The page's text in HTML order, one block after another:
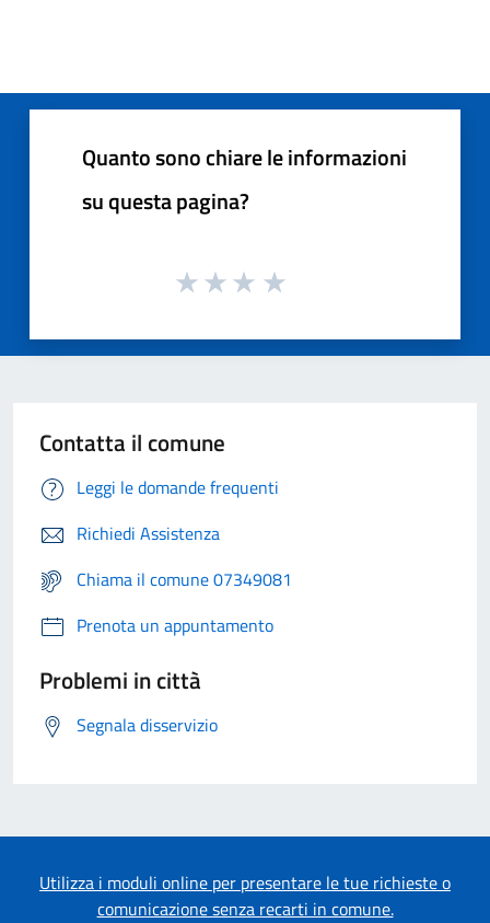
Quanto sono chiare le informazioni
su questa pagina?
Contatta il comune
Leggi le domande frequenti
Richiedi Assistenza
Chiama il comune 07349081
Prenota un appuntamento
Problemi in città
Segnala disservizio
Utilizza i moduli online per presentare le tue richieste o
comunicazione senza recarti in comune.